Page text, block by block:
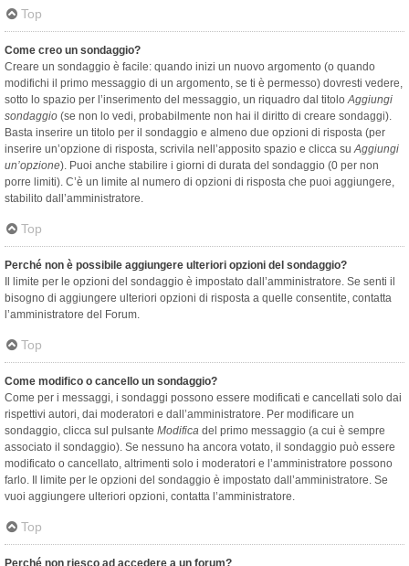
Top
Come creo un sondaggio?
Creare un sondaggio è facile: quando inizi un nuovo argomento (o quando
modifichi il primo messaggio di un argomento, se ti è permesso) dovresti vedere,
sotto lo spazio per l’inserimento del messaggio, un riquadro dal titoloAggiungi
sondaggio (se non lo vedi, probabilmente non hai il diritto di creare sondaggi).
Basta inserire un titolo per il sondaggio e almeno due opzioni di risposta (per
inserire un’opzione di risposta, scrivila nell’apposito spazio e clicca suAggiungi
un’opzione). Puoi anche stabilire i giorni di durata del sondaggio (0 per non
porre limiti). C’è un limite al numero di opzioni di risposta che puoi aggiungere,
stabilito dall’amministratore.
Top
Perché non è possibile aggiungere ulteriori opzioni del sondaggio?
Il limite per le opzioni del sondaggio è impostato dall’amministratore. Se senti il
bisogno di aggiungere ulteriori opzioni di risposta a quelle consentite, contatta
l’amministratore del Forum.
Top
Come modifico o cancello un sondaggio?
Come per i messaggi, i sondaggi possono essere modificati e cancellati solo dai
rispettivi autori, dai moderatori e dall’amministratore. Per modificare un
sondaggio, clicca sul pulsante Modifica del primo messaggio (a cui è sempre
associato il sondaggio). Se nessuno ha ancora votato, il sondaggio può essere
modificato o cancellato, altrimenti solo i moderatori e l’amministratore possono
farlo. Il limite per le opzioni del sondaggio è impostato dall’amministratore. Se
vuoi aggiungere ulteriori opzioni, contatta l’amministratore.
Top
Perché non riesco ad accedere a un forum?